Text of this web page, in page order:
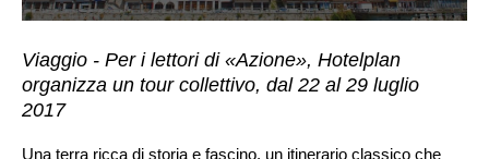
Viaggio - Per i lettori di «Azione», Hotelplan
organizza un tour collettivo, dal 22 al 29 luglio
2017
Una terra ricca di storia e fascino, un itinerario classico che